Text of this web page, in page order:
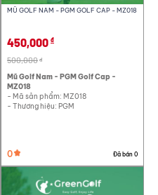
MŨ GOLF NAM - PGM GOLF CAP - MZ018
450,000 đ
500,000 đ
Mũ Golf Nam - PGM Golf Cap -
MZ018
- Mã sản phẩm: MZ018
- Thương hiệu: PGM
0 Đã bán 0